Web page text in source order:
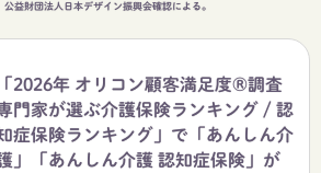
益財団法人日本デザイン振興会確認による。
「2026年 オリコン顧客満足度®調査
門家が選ぶ介護保険ランキング / 認
症保険ランキング」で「あんしん介
」「あんしん介護 認知症保険」が